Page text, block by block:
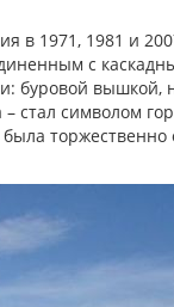
в 1971, 1981 и
с
буровой
стал символом
торжественно